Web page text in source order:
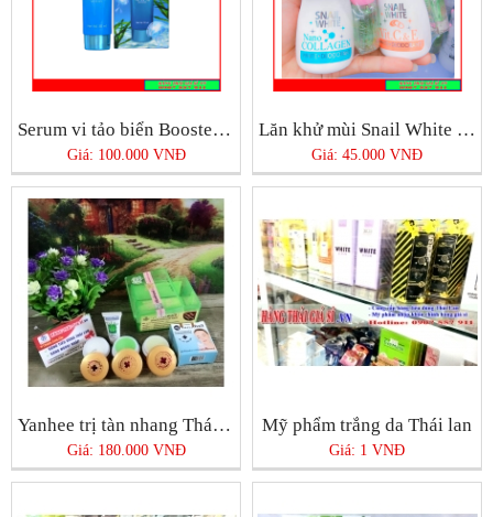
Serum vi tảo biển Booster Thái Lan
Giá: 100.000 VNĐ
Lăn khử mùi Snail White Thái Lan
Giá: 45.000 VNĐ
Yanhee trị tàn nhang Thái Lan
Giá: 180.000 VNĐ
Mỹ phẩm trắng da Thái lan
Giá: 1 VNĐ